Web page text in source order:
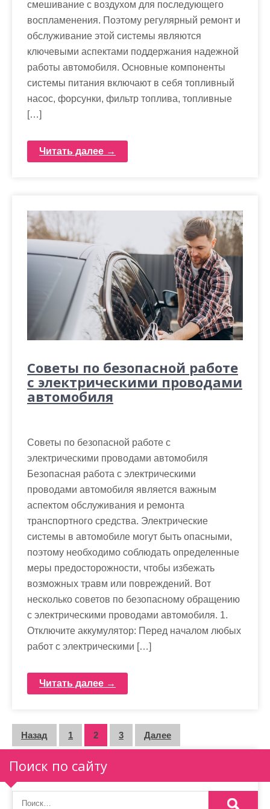
смешивание с воздухом для последующего
воспламенения. Поэтому регулярный ремонт и
обслуживание этой системы являются
ключевыми аспектами поддержания надежной
работы автомобиля. Основные компоненты
системы питания включают в себя топливный
насос, форсунки, фильтр топлива, топливные
[…]
Читать далее →
Советы по безопасной работе
с электрическими проводами
автомобиля
Советы по безопасной работе с
электрическими проводами автомобиля
Безопасная работа с электрическими
проводами автомобиля является важным
аспектом обслуживания и ремонта
транспортного средства. Электрические
системы в автомобиле могут быть опасными,
поэтому необходимо соблюдать определенные
меры предосторожности, чтобы избежать
возможных травм или повреждений. Вот
несколько советов по безопасному обращению
с электрическими проводами автомобиля. 1.
Отключите аккумулятор: Перед началом любых
работ с электрическими […]
Читать далее →
Пагинация
записей
Назад 1 2 3 Далее
Поиск по сайту